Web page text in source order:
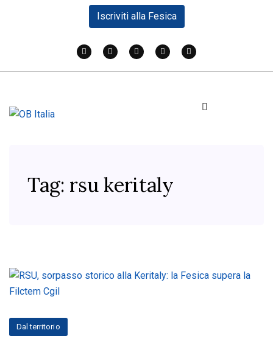
Iscriviti alla Fesica
Tag: rsu keritaly
Dal territorio